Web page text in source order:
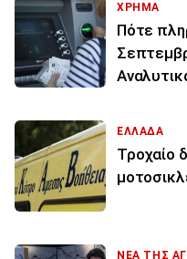
ΧΡΗΜΑ
Πότε
ΕΛΛΑΔΑ
Τροχαίο
ΝΕΑ ΤΗΣ